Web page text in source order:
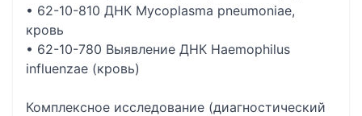
• 62-10-810 ДНК Мусоplasma pneumoniae,
кровь
• 62-10-780 Выявление ДНК Haemophilus
influenzae (кровь)
Комплексное исследование (диагностический